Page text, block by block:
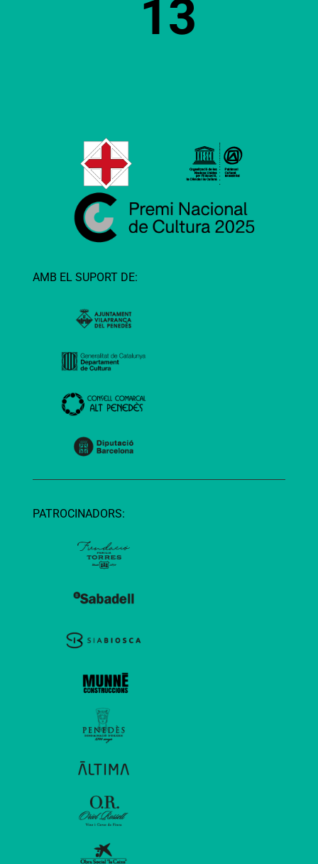
13
AMB EL SUPORT DE:
PATROCINADORS: